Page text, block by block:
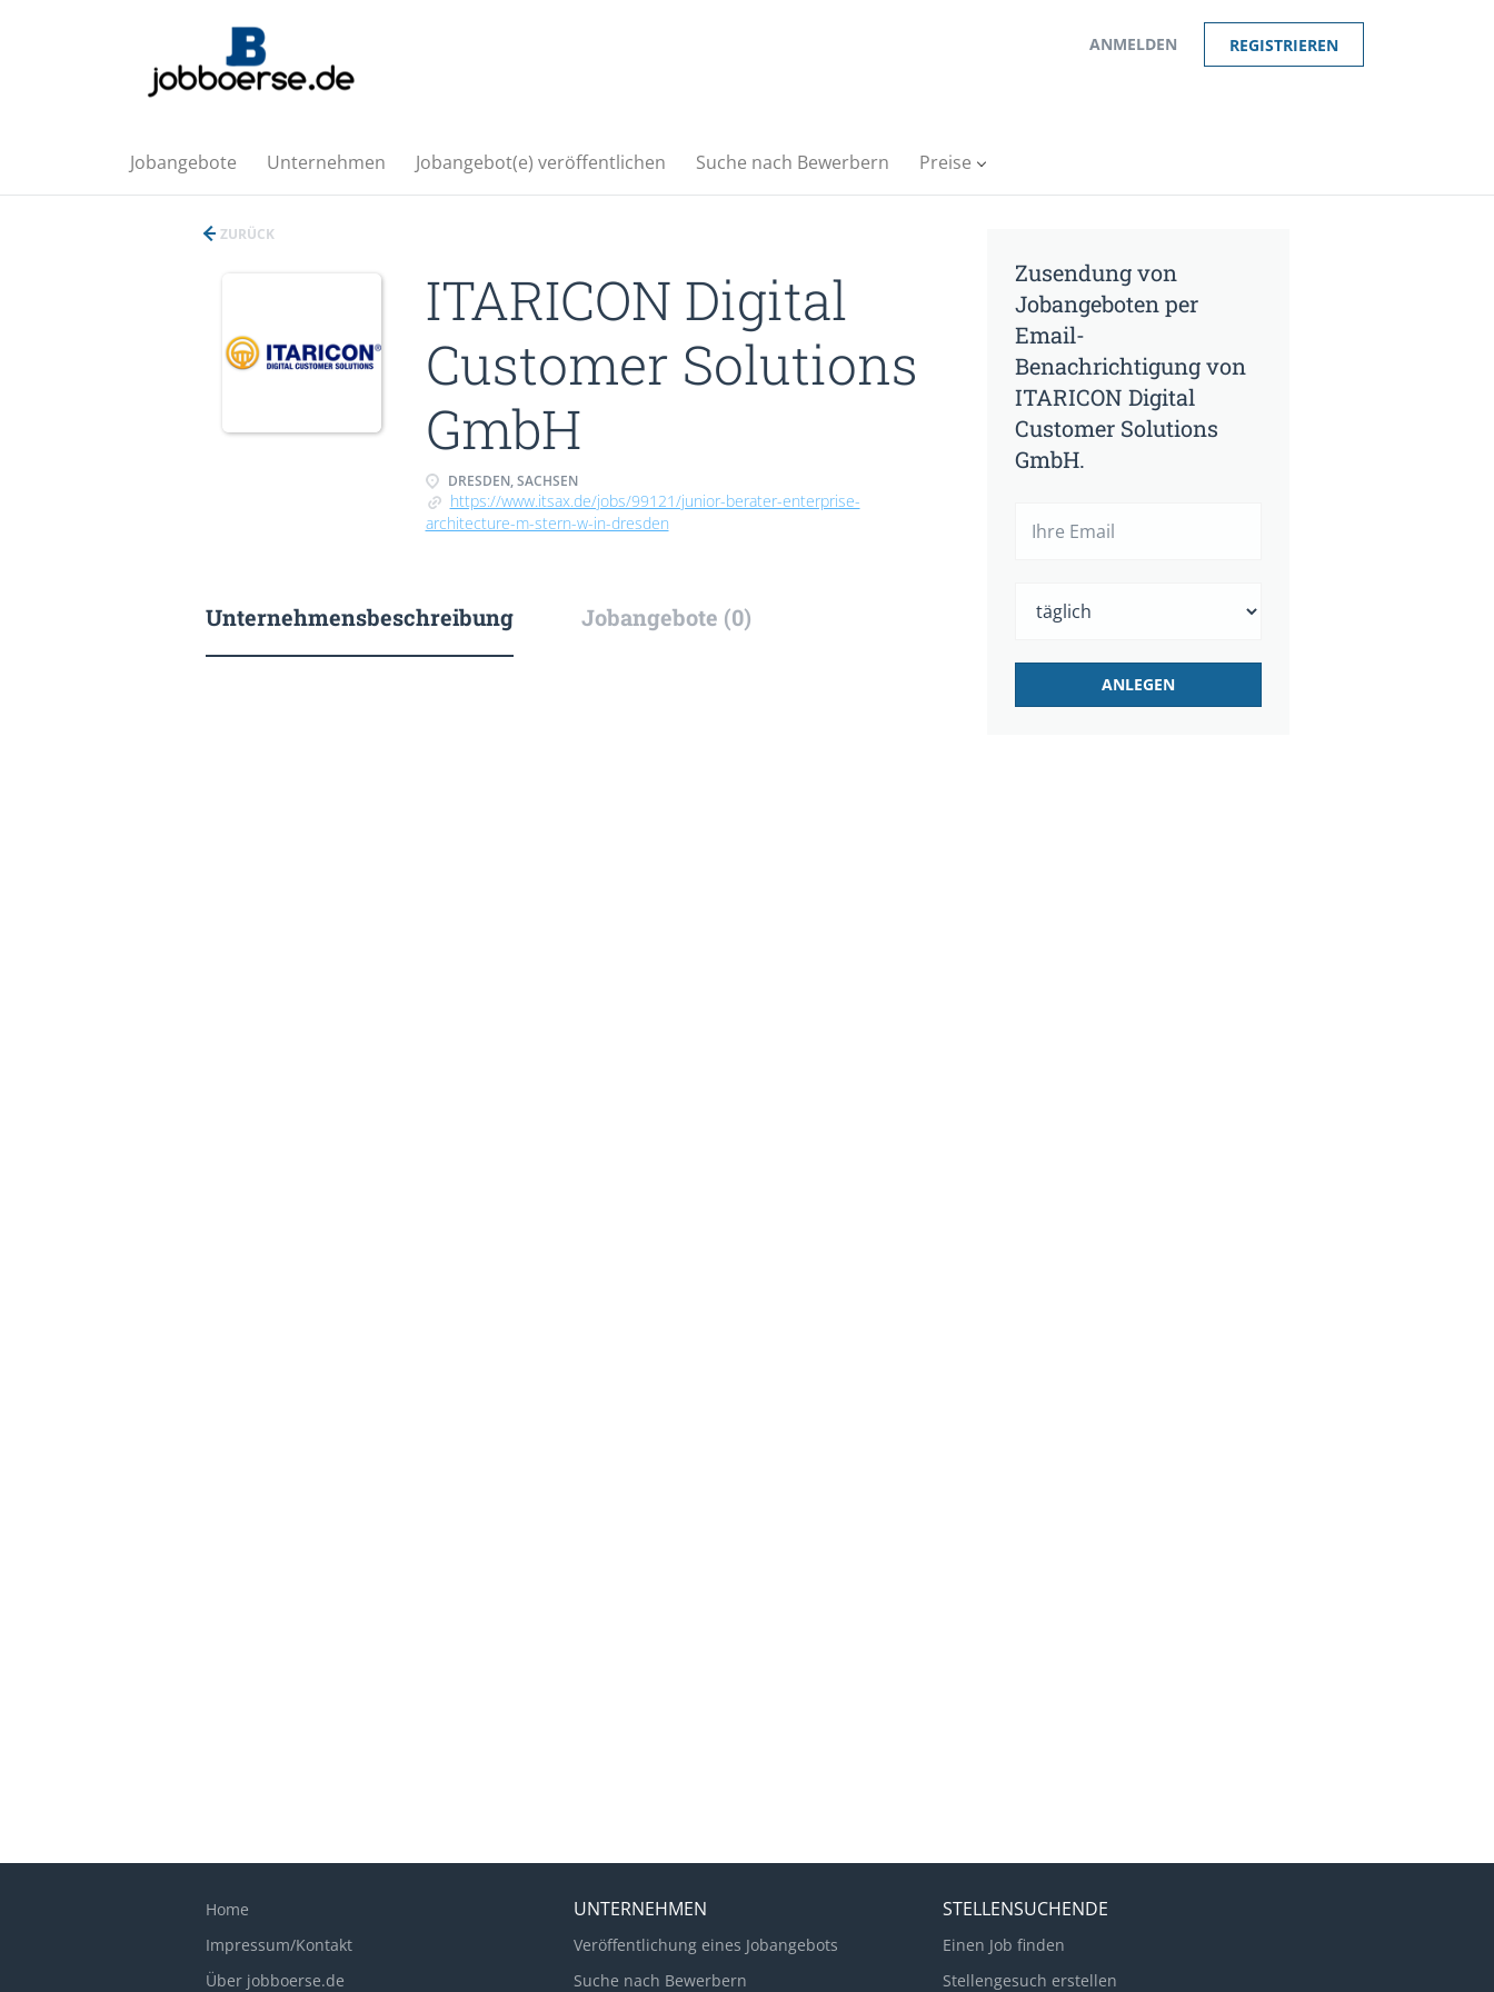
ANMELDEN REGISTRIEREN
Jobangebote Unternehmen Jobangebot(e) veröffentlichen Suche nach Bewerbern Preise
ZURÜCK
ITARICON Digital
Customer Solutions
GmbH
DRESDEN, SACHSEN
https://www.itsax.de/jobs/99121/junior-berater-enterprise-
architecture-m-stern-w-in-dresden
Unternehmensbeschreibung Jobangebote (0)
Zusendung von
Jobangeboten per
Email-
Benachrichtigung von
ITARICON Digital
Customer Solutions
GmbH.
Home
Impressum/Kontakt
Über jobboerse.de
UNTERNEHMEN
Veröffentlichung eines Jobangebots
Suche nach Bewerbern
STELLENSUCHENDE
Einen Job finden
Stellengesuch erstellen